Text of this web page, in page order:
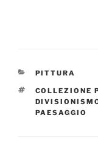
CATEGORIE
PITTURA
TAG
COLLEZIONE
PAESAGGIO